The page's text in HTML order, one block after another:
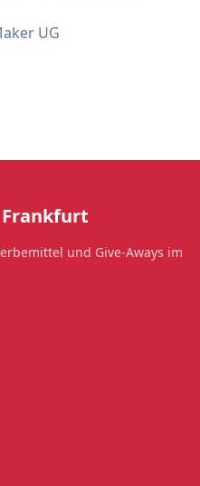
UG
und Give-Aways im